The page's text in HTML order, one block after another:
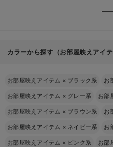
カラーから探す（お部屋映えアイテ
お部屋映えアイテム × ブラック系 お
お部屋映えアイテム × グレー系 お部
お部屋映えアイテム × ブラウン系 お
お部屋映えアイテム × ネイビー系 お
お部屋映えアイテム × ピンク系 お部